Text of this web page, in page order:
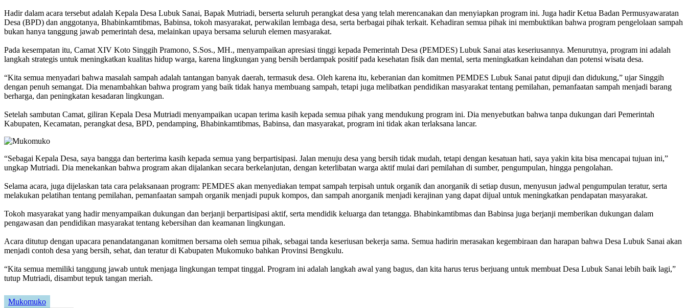
Hadir dalam acara tersebut adalah Kepala Desa Lubuk Sanai, Bapak Mutriadi, berserta seluruh perangkat desa yang telah merencanakan dan menyiapkan program ini. Juga hadir Ketua Badan Permusyawaratan
Desa (BPD) dan anggotanya, Bhabinkamtibmas, Babinsa, tokoh masyarakat, perwakilan lembaga desa, serta berbagai pihak terkait. Kehadiran semua pihak ini membuktikan bahwa program pengelolaan sampah
bukan hanya tanggung jawab pemerintah desa, melainkan upaya bersama seluruh elemen masyarakat.
Pada kesempatan itu, Camat XIV Koto Singgih Pramono, S.Sos., MH., menyampaikan apresiasi tinggi kepada Pemerintah Desa (PEMDES) Lubuk Sanai atas keseriusannya. Menurutnya, program ini adalah
langkah strategis untuk meningkatkan kualitas hidup warga, karena lingkungan yang bersih berdampak positif pada kesehatan fisik dan mental, serta meningkatkan keindahan dan potensi wisata desa.
“Kita semua menyadari bahwa masalah sampah adalah tantangan banyak daerah, termasuk desa. Oleh karena itu, keberanian dan komitmen PEMDES Lubuk Sanai patut dipuji dan didukung,” ujar Singgih
dengan penuh semangat. Dia menambahkan bahwa program yang baik tidak hanya membuang sampah, tetapi juga melibatkan pendidikan masyarakat tentang pemilahan, pemanfaatan sampah menjadi barang
berharga, dan peningkatan kesadaran lingkungan.
Setelah sambutan Camat, giliran Kepala Desa Mutriadi menyampaikan ucapan terima kasih kepada semua pihak yang mendukung program ini. Dia menyebutkan bahwa tanpa dukungan dari Pemerintah
Kabupaten, Kecamatan, perangkat desa, BPD, pendamping, Bhabinkamtibmas, Babinsa, dan masyarakat, program ini tidak akan terlaksana lancar.
“Sebagai Kepala Desa, saya bangga dan berterima kasih kepada semua yang berpartisipasi. Jalan menuju desa yang bersih tidak mudah, tetapi dengan kesatuan hati, saya yakin kita bisa mencapai tujuan ini,”
ungkap Mutriadi. Dia menekankan bahwa program akan dijalankan secara berkelanjutan, dengan keterlibatan warga aktif mulai dari pemilahan di sumber, pengumpulan, hingga pengolahan.
Selama acara, juga dijelaskan tata cara pelaksanaan program: PEMDES akan menyediakan tempat sampah terpisah untuk organik dan anorganik di setiap dusun, menyusun jadwal pengumpulan teratur, serta
melakukan pelatihan tentang pemilahan, pemanfaatan sampah organik menjadi pupuk kompos, dan sampah anorganik menjadi kerajinan yang dapat dijual untuk meningkatkan pendapatan masyarakat.
Tokoh masyarakat yang hadir menyampaikan dukungan dan berjanji berpartisipasi aktif, serta mendidik keluarga dan tetangga. Bhabinkamtibmas dan Babinsa juga berjanji memberikan dukungan dalam
pengawasan dan pendidikan masyarakat tentang kebersihan dan keamanan lingkungan.
Acara ditutup dengan upacara penandatanganan komitmen bersama oleh semua pihak, sebagai tanda keseriusan bekerja sama. Semua hadirin merasakan kegembiraan dan harapan bahwa Desa Lubuk Sanai akan
menjadi contoh desa yang bersih, sehat, dan teratur di Kabupaten Mukomuko bahkan Provinsi Bengkulu.
“Kita semua memiliki tanggung jawab untuk menjaga lingkungan tempat tinggal. Program ini adalah langkah awal yang bagus, dan kita harus terus berjuang untuk membuat Desa Lubuk Sanai lebih baik lagi,”
tutup Mutriadi, disambut tepuk tangan meriah.
Mukomuko